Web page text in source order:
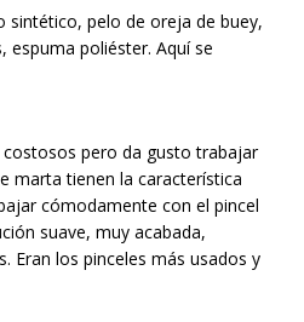
sintético, pelo de oreja de buey,
espuma poliéster. Aquí se
pero da gusto trabajar
marta tienen la característica
cómodamente con el pincel
suave, muy acabada,
Eran los pinceles más usados y